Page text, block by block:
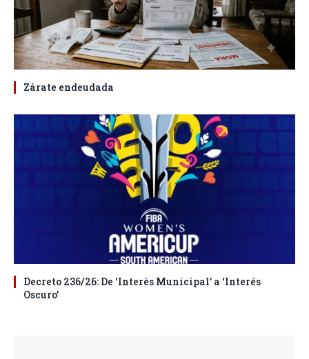
Zárate endeudada
Decreto 236/26: De ‘Interés Municipal’ a ‘Interés
Oscuro’